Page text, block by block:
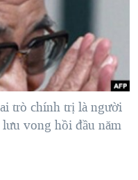
GAZA
THẮNG CUỘC'
trò chính trị là người
vong hồi đầu năm